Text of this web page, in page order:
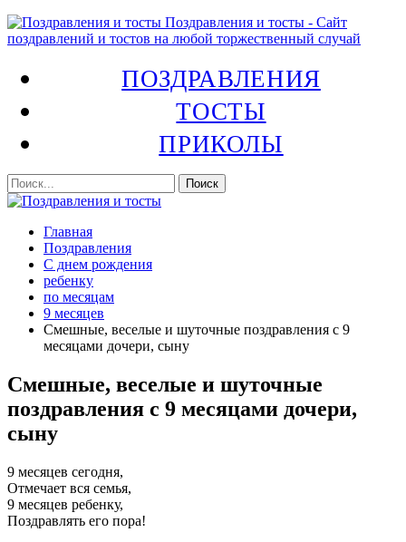
Поздравления и тосты - Сайт
поздравлений и тостов на любой торжественный случай
ПОЗДРАВЛЕНИЯ
ТОСТЫ
ПРИКОЛЫ
Главная
Поздравления
С днем рождения
ребенку
по месяцам
9 месяцев
Смешные, веселые и шуточные поздравления с 9
месяцами дочери, сыну
Смешные, веселые и шуточные
поздравления с 9 месяцами дочери,
сыну
9 месяцев сегодня,
Отмечает вся семья,
9 месяцев ребенку,
Поздравлять его пора!